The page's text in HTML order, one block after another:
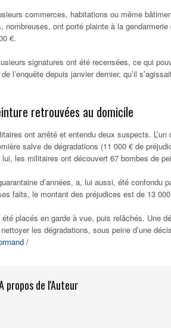
commerces, habitations ou même
nombreuses, ont porté plainte à la
€.
signatures ont été recensées, ce qui
l’enquête depuis janvier dernier, qu’il
retrouvées au domicile
ont arrêté et entendu deux suspects. L’un
salve de dégradations (11 000 € de
les militaires ont découvert 67 bombes de
d’années, a, lui aussi, été confondu
faits, le montant des préjudices est de 13
placés en garde à vue, puis relâchés. Une
les dégradations, sous peine d’une
/
propos de l'Auteur